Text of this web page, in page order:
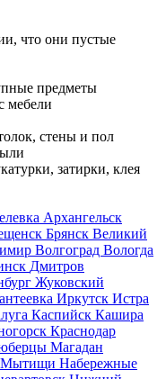
что они пустые
предметы
мебели
стены и пол
затирки, клея
Архангельск
Брянск Великий
Волгоград Вологда
Дмитров
Жуковский
Иркутск Истра
Каспийск Кашира
Краснодар
Магадан
Мытищи Набережные